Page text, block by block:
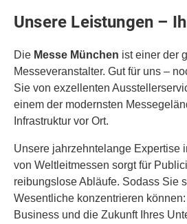
Unsere Leistungen –
Die Messe München ist einer der
Messeveranstalter. Gut für uns –
Sie von exzellenten
einem der modernsten
Infrastruktur vor Ort.
Unsere jahrzehntelange Expertise
von Weltleitmessen sorgt für
reibungslose Abläufe. Sodass Sie
Wesentliche konzentrieren
Business und die Zukunft Ihres